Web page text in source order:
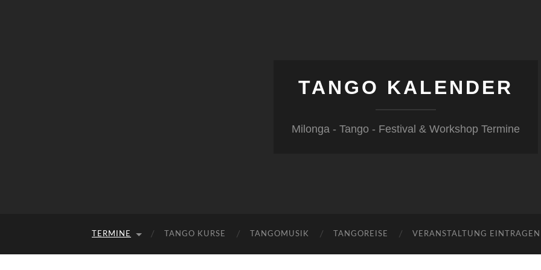
TANGO KALENDER
Milonga - Tango - Festival & Workshop Termine
TERMINE TANGO KURSE TANGOMUSIK TANGOREISE VERANSTALTUNG EINTRAGEN